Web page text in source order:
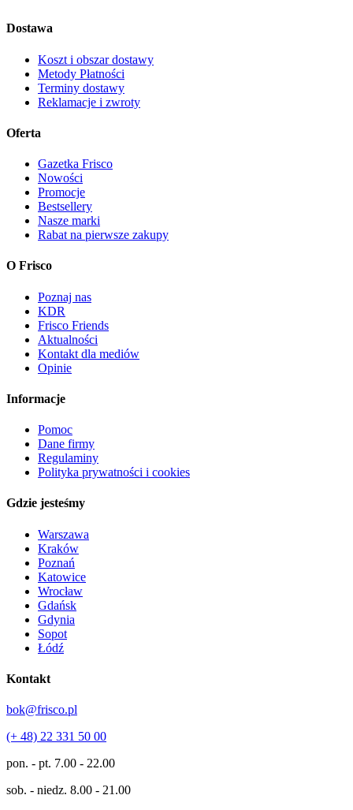
Dostawa
Koszt i obszar dostawy
Metody Płatności
Terminy dostawy
Reklamacje i zwroty
Oferta
Gazetka Frisco
Nowości
Promocje
Bestsellery
Nasze marki
Rabat na pierwsze zakupy
O Frisco
Poznaj nas
KDR
Frisco Friends
Aktualności
Kontakt dla mediów
Opinie
Informacje
Pomoc
Dane firmy
Regulaminy
Polityka prywatności i cookies
Gdzie jesteśmy
Warszawa
Kraków
Poznań
Katowice
Wrocław
Gdańsk
Gdynia
Sopot
Łódź
Kontakt
bok@frisco.pl
(+ 48) 22 331 50 00
pon. - pt. 7.00 - 22.00
sob. - niedz. 8.00 - 21.00